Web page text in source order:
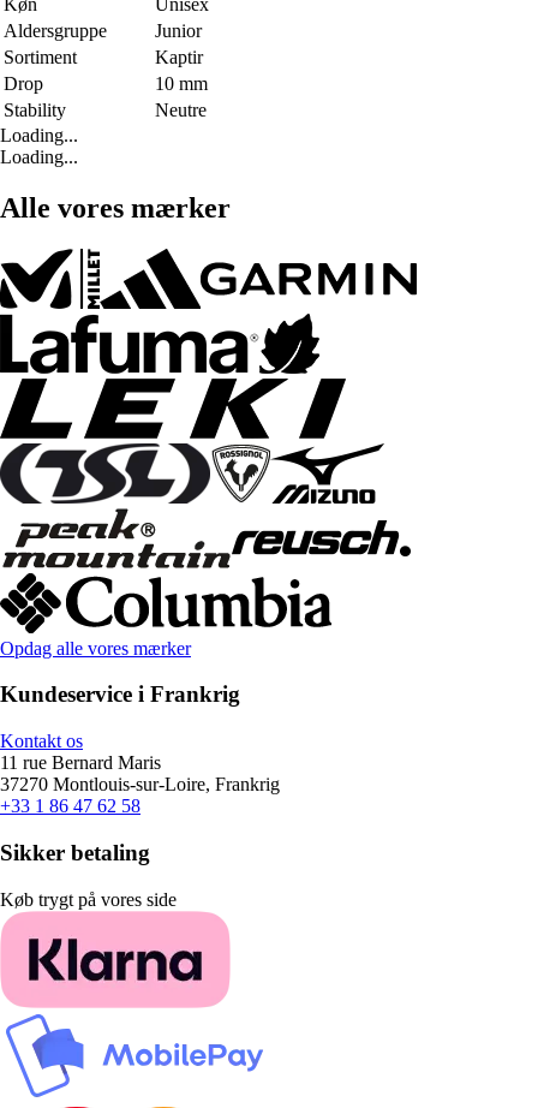
Aldersgruppe
Junior
Sortiment
Kaptir
Drop
10 mm
Stability
Neutre
Loading...
Loading...
Alle vores mærker
Opdag alle vores mærker
Kundeservice i Frankrig
Kontakt os
11 rue Bernard Maris
37270 Montlouis-sur-Loire, Frankrig
+33 1 86 47 62 58
Sikker betaling
Køb trygt på vores side